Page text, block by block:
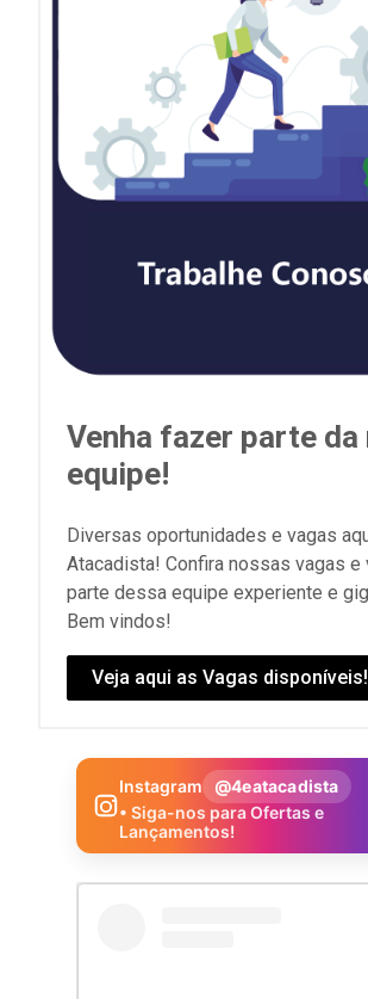
Venha fazer parte da
equipe!
Diversas oportunidades e vagas
Atacadista! Confira nossas vagas e
parte dessa equipe experiente e
Bem vindos!
Veja aqui as Vagas disponíveis!
Instagram
@4eatacadista
• Siga-nos para Ofertas e
Lançamentos!